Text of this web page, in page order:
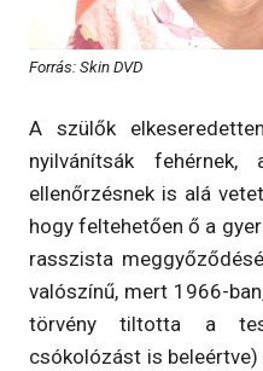
Forrás: Skin DVD
A szülők
nyilvánítsák
ellenőrzésnek is alá
hogy feltehetően ő a
rasszista
valószínű, mert 1966-
törvény tiltotta a
csókolózást is